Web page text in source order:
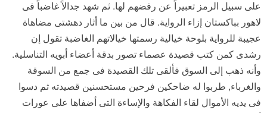
على سبيل الرمز تعبيراً عن رفضهم لها. ثم شهد جدالاً غاضباً فى
لاهور بباكستان إزاء الرواية. قال من بين ما أثار دهشتى مضاهاة
عجيبة للرواية بلوحة خيالية رسمتها خيالاتهم الغاضبة تقول إن
رشدى كمن كتب قصيدة عصماء تصور بدقة أعضاء أبويه التناسلية.
وأنه ذهب إلى السوق فألقى تلك القصيدة فى جمع من السوقة
والغرباء, طربوا له ضاحكين فرحين مستحسنين قصيدته ثم دسوا
فى يديه الأموال لقاء الفكاهة والإساءة التى أضفاها على عورات